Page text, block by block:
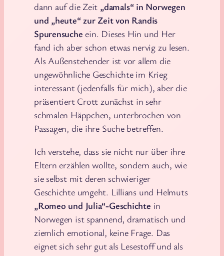
dann auf die Zeit „damals“ in Norwegen
und „heute“ zur Zeit von Randis
Spurensuche ein. Dieses Hin und Her
fand ich aber schon etwas nervig zu lesen.
Als Außenstehender ist vor allem die
ungewöhnliche Geschichte im Krieg
interessant (jedenfalls für mich), aber die
präsentiert Crott zunächst in sehr
schmalen Häppchen, unterbrochen von
Passagen, die ihre Suche betreffen.
Ich verstehe, dass sie nicht nur über ihre
Eltern erzählen wollte, sondern auch, wie
sie selbst mit deren schwieriger
Geschichte umgeht. Lillians und Helmuts
„Romeo und Julia“-Geschichte in
Norwegen ist spannend, dramatisch und
ziemlich emotional, keine Frage. Das
eignet sich sehr gut als Lesestoff und als